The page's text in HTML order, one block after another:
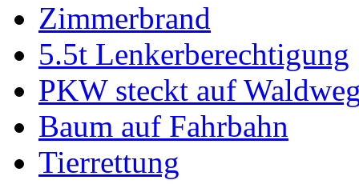
Zimmerbrand
5.5t Lenkerberechtigung
PKW steckt auf
Baum auf Fahrbahn
Tierrettung